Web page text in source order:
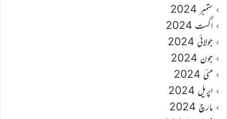
ستمبر 2024
اگست 2024
جولائی 2024
جون 2024
مئی 2024
اپریل 2024
مارچ 2024